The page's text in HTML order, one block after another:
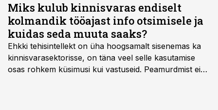
Miks kulub kinnisvaras endiselt
kolmandik tööajast info otsimisele ja
kuidas seda muuta saaks?
Ehkki tehisintellekt on üha hoogsamalt sisenemas ka
kinnisvarasektorisse, on täna veel selle kasutamise
osas rohkem küsimusi kui vastuseid. Peamurdmist ei